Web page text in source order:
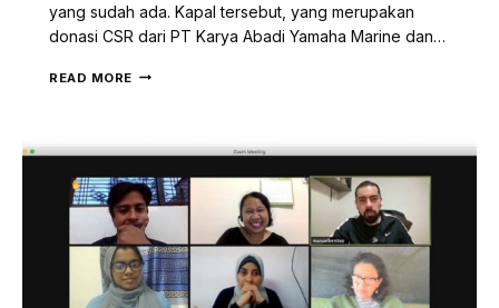
yang sudah ada. Kapal tersebut, yang merupakan
donasi CSR dari PT Karya Abadi Yamaha Marine dan…
READ MORE BARU:
EMPAT
TAMBAHAN
DI
SAPARUA